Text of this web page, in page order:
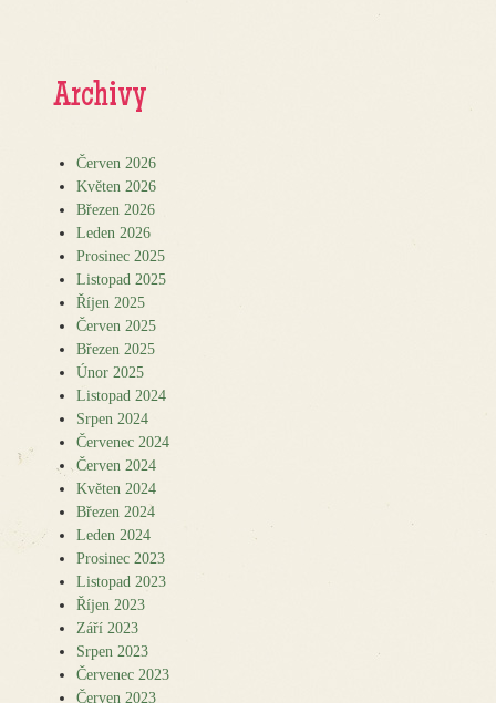
Archivy
Červen 2026
Květen 2026
Březen 2026
Leden 2026
Prosinec 2025
Listopad 2025
Říjen 2025
Červen 2025
Březen 2025
Únor 2025
Listopad 2024
Srpen 2024
Červenec 2024
Červen 2024
Květen 2024
Březen 2024
Leden 2024
Prosinec 2023
Listopad 2023
Říjen 2023
Září 2023
Srpen 2023
Červenec 2023
Červen 2023